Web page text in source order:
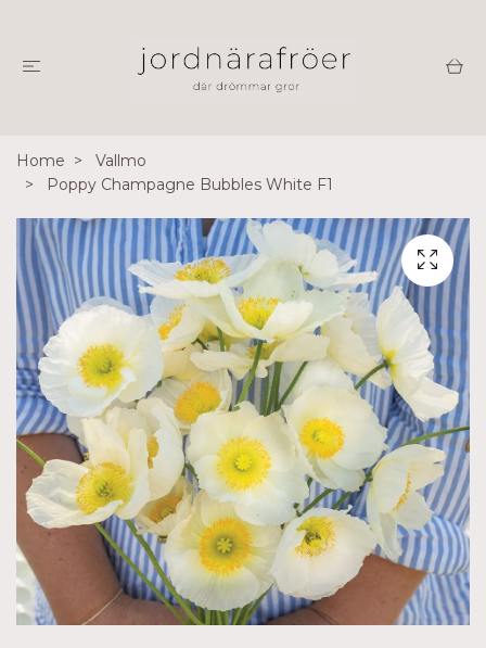
Home
Vallmo
Poppy Champagne Bubbles White F1